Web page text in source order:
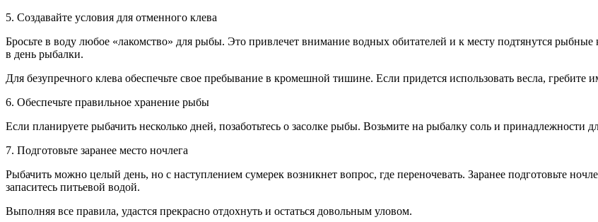
5. Создавайте условия для отменного клева
Бросьте в воду любое «лакомство» для рыбы. Это привлечет внимание водных обитателей и к месту подтянутся
в день рыбалки.
Для безупречного клева обеспечьте свое пребывание в кромешной тишине. Если придется использовать весла, гребите
6. Обеспечьте правильное хранение рыбы
Если планируете рыбачить несколько дней, позаботьтесь о засолке рыбы. Возьмите на рыбалку соль и принадлежности
7. Подготовьте заранее место ночлега
Рыбачить можно целый день, но с наступлением сумерек возникнет вопрос, где переночевать. Заранее подготовьте
запаситесь питьевой водой.
Выполняя все правила, удастся прекрасно отдохнуть и остаться довольным уловом.